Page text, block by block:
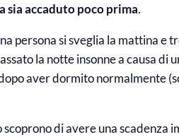
sia accaduto poco prima.
persona si sveglia la mattina e
la notte insonne a causa di
aver dormito normalmente
di avere una scadenza